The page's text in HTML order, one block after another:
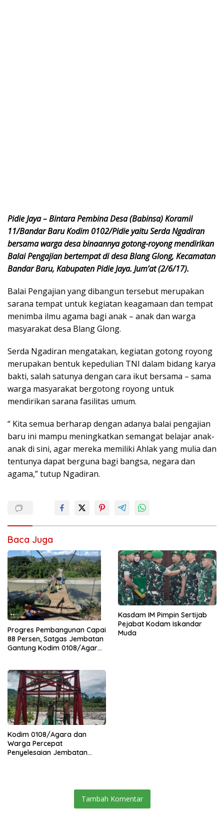
Pidie Jaya – Bintara Pembina Desa (Babinsa) Koramil
11/Bandar Baru Kodim 0102/Pidie yaitu Serda Ngadiran
bersama warga desa binaannya gotong-royong mendirikan
Balai Pengajian bertempat di desa Blang Glong, Kecamatan
Bandar Baru, Kabupaten Pidie Jaya. Jum’at (2/6/17).
Balai Pengajian yang dibangun tersebut merupakan
sarana tempat untuk kegiatan keagamaan dan tempat
menimba ilmu agama bagi anak – anak dan warga
masyarakat desa Blang Glong.
Serda Ngadiran mengatakan, kegiatan gotong royong
merupakan bentuk kepedulian TNI dalam bidang karya
bakti, salah satunya dengan cara ikut bersama – sama
warga masyarakat bergotong royong untuk
mendirikan sarana fasilitas umum.
“ Kita semua berharap dengan adanya balai pengajian
baru ini mampu meningkatkan semangat belajar anak-
anak di sini, agar mereka memiliki Ahlak yang mulia dan
tentunya dapat berguna bagi bangsa, negara dan
agama,” tutup Ngadiran.
Baca Juga
Progres Pembangunan Capai
88 Persen, Satgas Jembatan
Gantung Kodim 0108/Agara
Kasdam IM Pimpin Sertijab
Pejabat Kodam Iskandar
Muda
Kodim 0108/Agara dan
Warga Percepat
Penyelesaian Jembatan
Tambah Komentar